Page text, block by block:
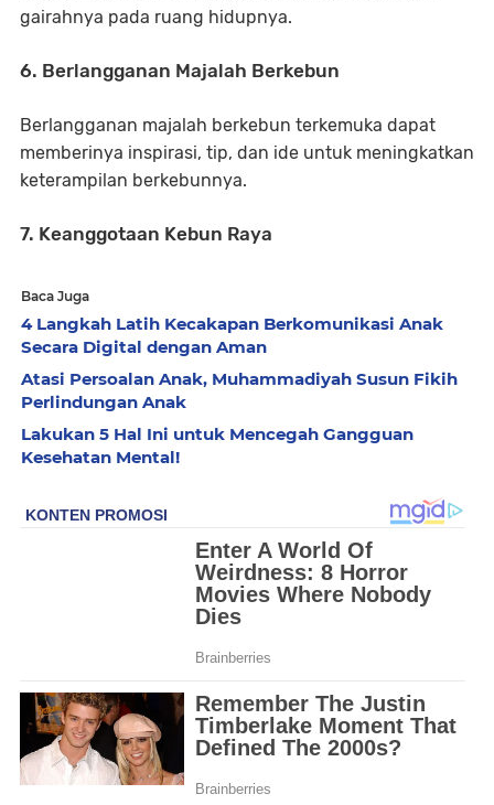
gairahnya pada ruang hidupnya.
6. Berlangganan Majalah Berkebun
Berlangganan majalah berkebun terkemuka dapat
memberinya inspirasi, tip, dan ide untuk meningkatkan
keterampilan berkebunnya.
7. Keanggotaan Kebun Raya
Baca Juga
4 Langkah Latih Kecakapan Berkomunikasi Anak
Secara Digital dengan Aman
Atasi Persoalan Anak, Muhammadiyah Susun Fikih
Perlindungan Anak
Lakukan 5 Hal Ini untuk Mencegah Gangguan
Kesehatan Mental!